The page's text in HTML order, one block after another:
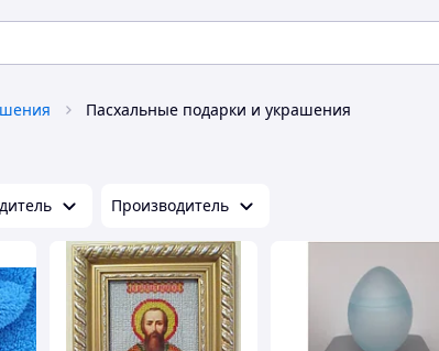
Пасхальные подарки и украшения
Производитель